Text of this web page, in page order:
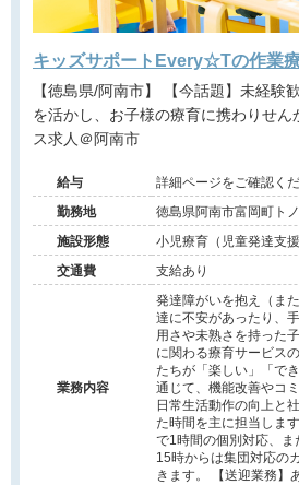
キッズサポートEvery☆Tの作業
【徳島県/阿南市】 【今話題】未経験歓迎！セラピストの経験
を活かし、お子様の療育に携わりせ
ス求人＠阿南市
給与
詳細ページをご確認く
勤務地
徳島県阿南市富岡町ト
施設形態
小児療育（児童発達支
交通費
支給あり
業務内容
発達障がいを抱え（ま
達に不安があったり、
用さや未熟さを持った
に関わる療育サービス
たちが「楽しい」「で
通じて、機能改善やコ
日常生活動作の向上と
た時間を主に担当しま
で1時間の個別対応、ま
15時からは集団対応の
きます。 【送迎業務】